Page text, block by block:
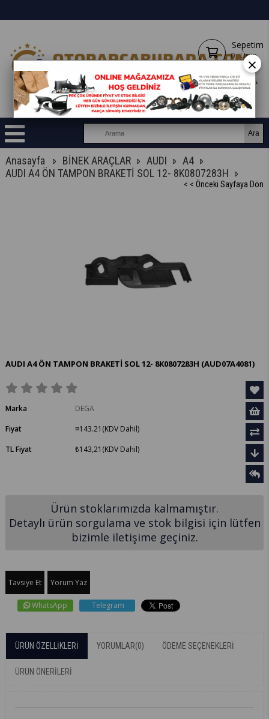
Sepetim
0 Ürün
Anasayfa BİNEK ARAÇLAR AUDI
A4
AUDI A4 ÖN TAMPON BRAKETİ SOL 12- 8K0807283H
< < Önceki Sayfaya Dön
AUDI A4 ÖN TAMPON BRAKETİ SOL 12- 8K0807283H (AUD07A4081)
Marka
DEGA
Fiyat
¤143.21 (KDV Dahil)
TL Fiyat
₺143,21 (KDV Dahil)
Ürün stoklarımızda kalmamıştır.
Detaylı ürün sorgulama ve stok bilgisi için lütfen
bizimle iletişime geçiniz.
Tavsiye Et Yorum Yaz
WhatsApp Telegram
ÜRÜN ÖZELLIKLERI YORUMLAR(0) ÖDEME SEÇENEKLERI
ÜRÜN ÖNERILERI
×